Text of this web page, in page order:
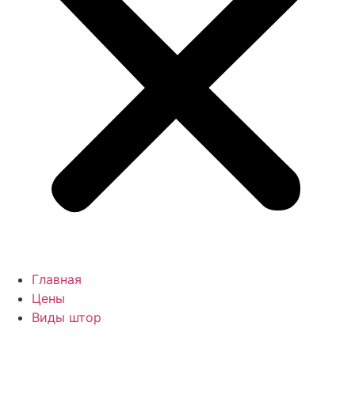
Главная
Цены
Виды штор